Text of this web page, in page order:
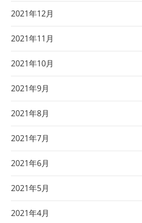
2021年12月
2021年11月
2021年10月
2021年9月
2021年8月
2021年7月
2021年6月
2021年5月
2021年4月